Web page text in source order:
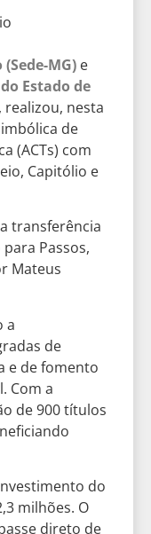
MG) e
Estado de
, realizou, nesta
de
(ACTs) com
Capitólio e
transferência
Passos,
Mateus
a
de
e de fomento
Com a
de 900 títulos
do
milhões. O
direto de